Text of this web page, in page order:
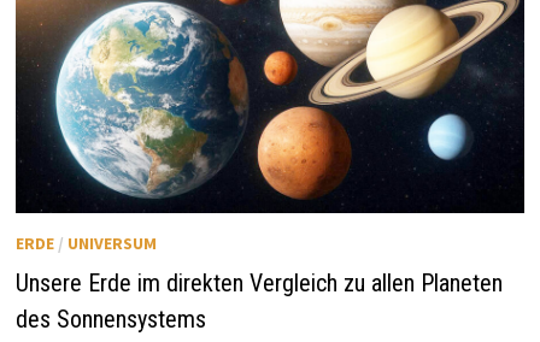
ERDE / UNIVERSUM
Unsere Erde im direkten Vergleich zu allen Planeten
des Sonnensystems